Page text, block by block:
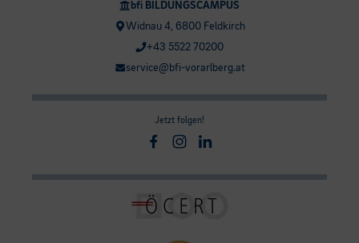
bfi BILDUNGSCAMPUS
Widnau 4, 6800 Feldkirch
+43 5522 70200
service@bfi-vorarlberg.at
Jetzt folgen!
Facebook
Instagram
Linkedin